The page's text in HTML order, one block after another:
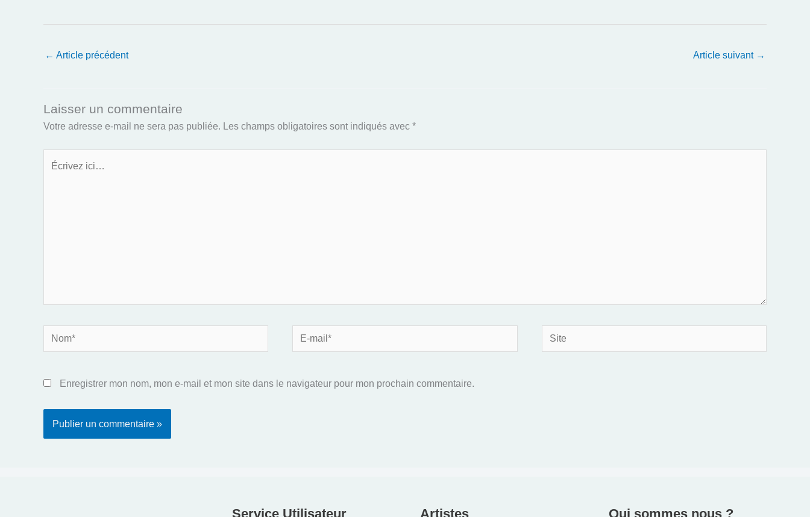
← Article précédent Article suivant →
Laisser un commentaire
Votre adresse e-mail ne sera pas publiée. Les champs obligatoires sont indiqués avec *
Nom*
E-
mail*
Site
Enregistrer mon nom, mon e-mail et mon site dans le navigateur pour mon prochain commentaire.
Service Utilisateur Artistes Qui sommes nous ?